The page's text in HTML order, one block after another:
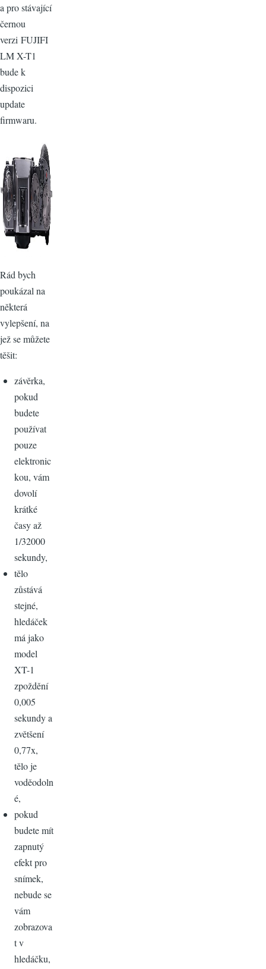
a pro stávající
černou
verzi FUJIFI
LM X-T1
bude k
dispozici
update
firmwaru.
Rád bych
poukázal na
některá
vylepšení, na
jež se můžete
těšit:
závěrka,
pokud
budete
používat
pouze
elektronic
kou, vám
dovolí
krátké
časy až
1/32000
sekundy,
tělo
zůstává
stejné,
hledáček
má jako
model
XT-1
zpoždění
0,005
sekundy a
zvětšení
0,77x,
tělo je
voděodoln
é,
pokud
budete mít
zapnutý
efekt pro
snímek,
nebude se
vám
zobrazova
t v
hledáčku,